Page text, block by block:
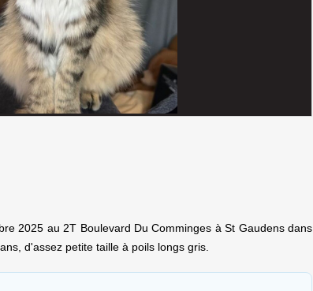
2025 au 2T Boulevard Du Comminges à St Gaudens dans
d'assez petite taille à poils longs gris.